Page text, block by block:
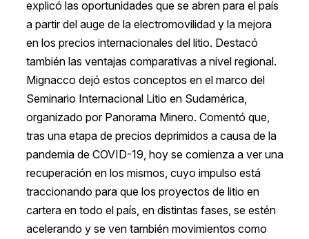
explicó las oportunidades que se abren para el país
a partir del auge de la electromovilidad y la mejora
en los precios internacionales del litio. Destacó
también las ventajas comparativas a nivel regional.
Mignacco dejó estos conceptos en el marco del
Seminario Internacional Litio en Sudamérica,
organizado por Panorama Minero. Comentó que,
tras una etapa de precios deprimidos a causa de la
pandemia de COVID-19, hoy se comienza a ver una
recuperación en los mismos, cuyo impulso está
traccionando para que los proyectos de litio en
cartera en todo el país, en distintas fases, se estén
acelerando y se ven también movimientos como